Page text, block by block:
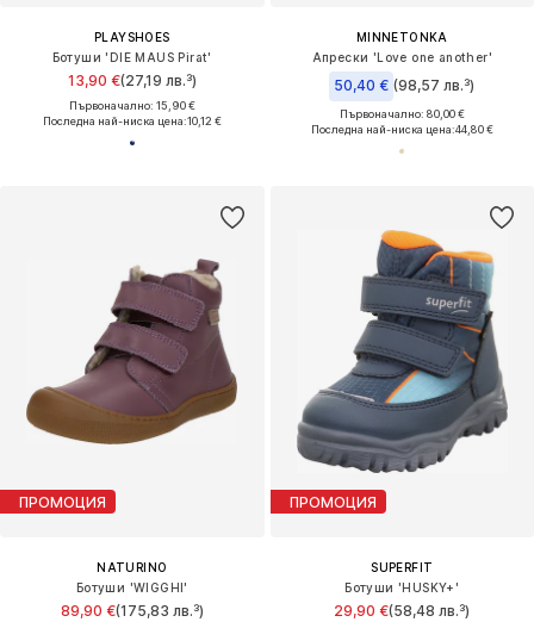
PLAYSHOES
Ботуши 'DIE MAUS Pirat'
13,90 €(27,19 лв.³)
Първоначално: 15,90 €
Последна най-ниска цена:10,12 €
MINNETONKA
Апрески 'Love one another'
50,40 € (98,57 лв.³)
Първоначално: 80,00 €
Последна най-ниска цена:44,80 €
ПРОМОЦИЯ
NATURINO
Ботуши 'WIGGHI'
89,90 €(175,83 лв.³)
ПРОМОЦИЯ
SUPERFIT
Ботуши 'HUSKY+'
29,90 €(58,48 лв.³)